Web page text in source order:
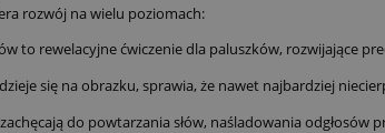
rozwój na wielu poziomach:
to rewelacyjne ćwiczenie dla paluszków, rozwijające
się na obrazku, sprawia, że nawet najbardziej
do powtarzania słów, naśladowania